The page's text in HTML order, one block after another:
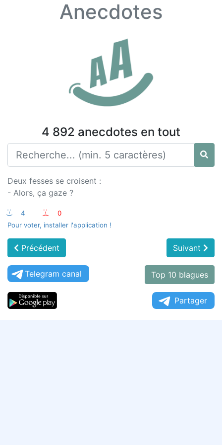
Anecdotes
4 892 anecdotes en tout
Deux fesses se croisent :
- Alors, ça gaze ?
:-) 4 :-(
0
Pour voter, installer l'application !
Précédent Suivant
Telegram canal Top 10 blagues
Partager